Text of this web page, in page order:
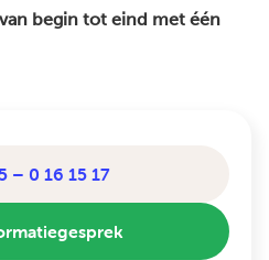
begin tot eind met één
– 0 16 15 17